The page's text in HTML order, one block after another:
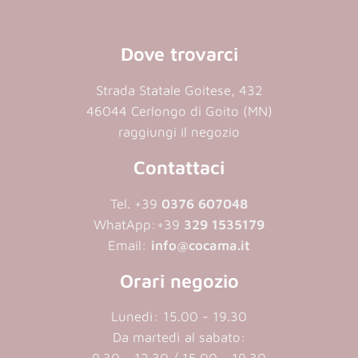
Dove trovarci
Strada Statale Goitese, 432
46044 Cerlongo di Goito (MN)
raggiungi il negozio
Contattaci
Tel. +39 0376 607048
WhatApp: +39 329 1535179
Email: info@cocama.it
Orari negozio
Lunedì: 15.00 - 19.30
Da martedì al sabato: